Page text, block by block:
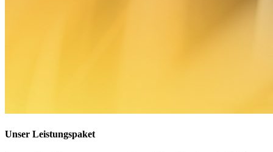
Unser Leistungspaket